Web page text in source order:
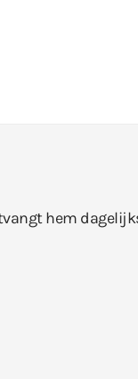
hem